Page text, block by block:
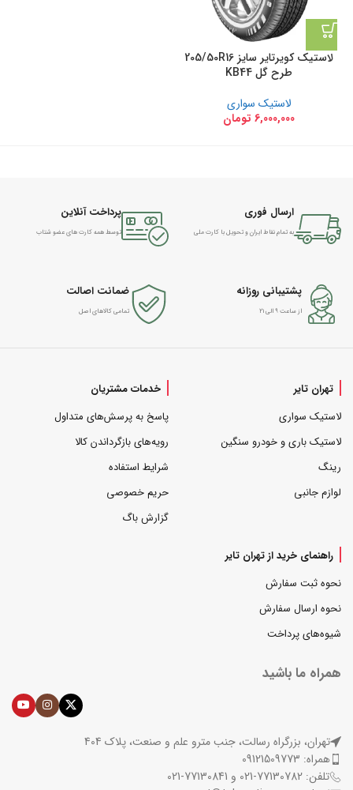
لاستیک کویرتایر سایز 205/50R16
طرح گل KB44
لاستیک سواری
6,000,000 تومان
ارسال فوری
به تمام نقاط ایران و تحویل با کارت ملی
پرداخت آنلاین
توسط همه کارت های عضو شتاب
پشتیبانی روزانه
از ساعت ۹ الی ۲۱
ضمانت اصالت
تمامی کالاهای اصل
تهران تایر
لاستیک سواری
لاستیک باری و خودرو سنگین
رینگ
لوازم جانبی
خدمات مشتریان
پاسخ به پرسش‌های متداول
رویه‌های بازگرداندن کالا
شرایط استفاده
حریم خصوصی
گزارش باگ
راهنمای خرید از تهران تایر
نحوه ثبت سفارش
نحوه ارسال سفارش
شیوه‌های پرداخت
همراه ما باشید
تهران، بزرگراه رسالت، جنب مترو علم و صنعت، پلاک 404
همراه: 09121509773
تلفن: 77130782-021 و 77130841-021